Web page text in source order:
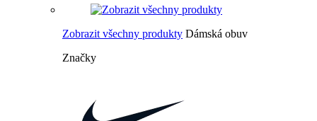
Zobrazit všechny produkty Dámská obuv
Značky